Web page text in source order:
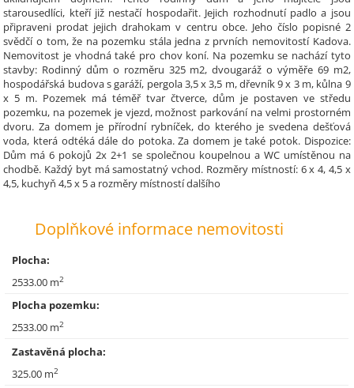
starousedlíci, kteří již nestačí hospodařit. Jejich rozhodnutí padlo a jsou
připraveni prodat jejich drahokam v centru obce. Jeho číslo popisné 2
svědčí o tom, že na pozemku stála jedna z prvních nemovitostí Kadova.
Nemovitost je vhodná také pro chov koní. Na pozemku se nachází tyto
stavby: Rodinný dům o rozměru 325 m2, dvougaráž o výměře 69 m2,
hospodářská budova s garáží, pergola 3,5 x 3,5 m, dřevník 9 x 3 m, kůlna 9
x 5 m. Pozemek má téměř tvar čtverce, dům je postaven ve středu
pozemku, na pozemek je vjezd, možnost parkování na velmi prostorném
dvoru. Za domem je přírodní rybníček, do kterého je svedena dešťová
voda, která odtéká dále do potoka. Za domem je také potok. Dispozice:
Dům má 6 pokojů 2x 2+1 se společnou koupelnou a WC umístěnou na
chodbě. Každý byt má samostatný vchod. Rozměry místností: 6 x 4, 4,5 x
4,5, kuchyň 4,5 x 5 a rozměry místností dalšího
Doplňkové informace nemovitosti
Plocha:
2533.00 m2
Plocha pozemku:
2533.00 m2
Zastavěná plocha:
325.00 m2